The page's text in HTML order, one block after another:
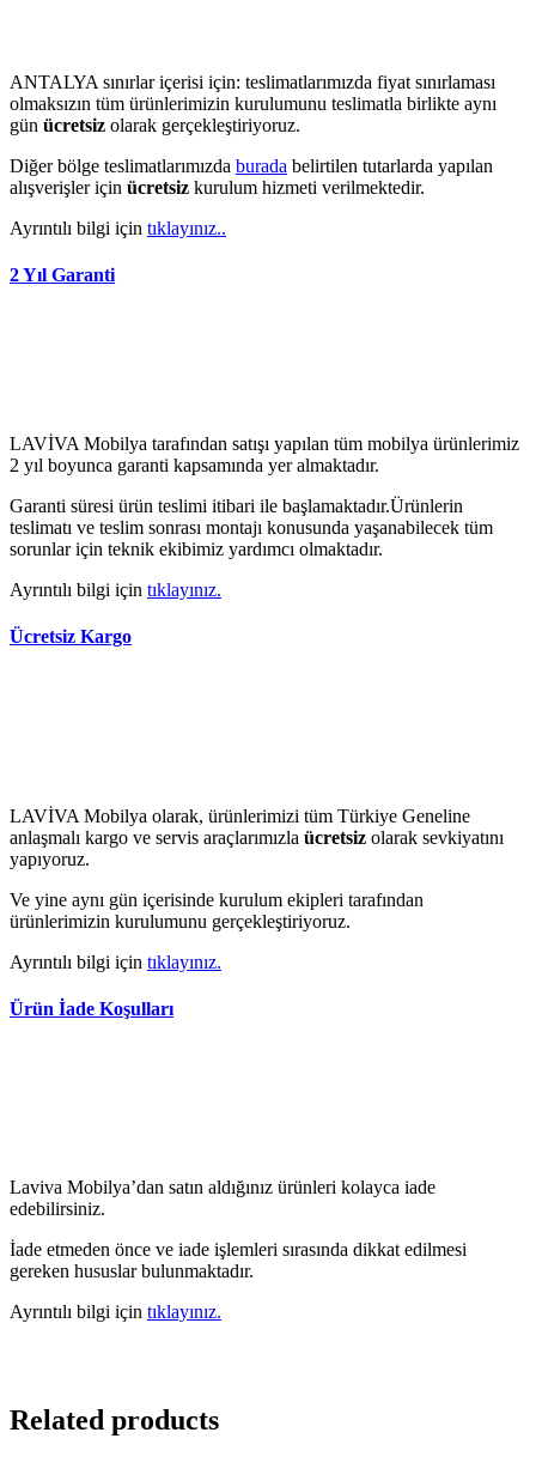
ANTALYA sınırlar içerisi için: teslimatlarımızda fiyat sınırlaması
olmaksızın tüm ürünlerimizin kurulumunu teslimatla birlikte aynı
gün ücretsiz olarak gerçekleştiriyoruz.
Diğer bölge teslimatlarımızda burada belirtilen tutarlarda yapılan
alışverişler için ücretsiz kurulum hizmeti verilmektedir.
Ayrıntılı bilgi için tıklayınız..
2 Yıl Garanti
LAVİVA Mobilya tarafından satışı yapılan tüm mobilya ürünlerimiz
2 yıl boyunca garanti kapsamında yer almaktadır.
Garanti süresi ürün teslimi itibari ile başlamaktadır.Ürünlerin
teslimatı ve teslim sonrası montajı konusunda yaşanabilecek tüm
sorunlar için teknik ekibimiz yardımcı olmaktadır.
Ayrıntılı bilgi için tıklayınız.
Ücretsiz Kargo
LAVİVA Mobilya olarak, ürünlerimizi tüm Türkiye Geneline
anlaşmalı kargo ve servis araçlarımızla ücretsiz olarak sevkiyatını
yapıyoruz.
Ve yine aynı gün içerisinde kurulum ekipleri tarafından
ürünlerimizin kurulumunu gerçekleştiriyoruz.
Ayrıntılı bilgi için tıklayınız.
Ürün İade Koşulları
Laviva Mobilya’dan satın aldığınız ürünleri kolayca iade
edebilirsiniz.
İade etmeden önce ve iade işlemleri sırasında dikkat edilmesi
gereken hususlar bulunmaktadır.
Ayrıntılı bilgi için tıklayınız.
Related products